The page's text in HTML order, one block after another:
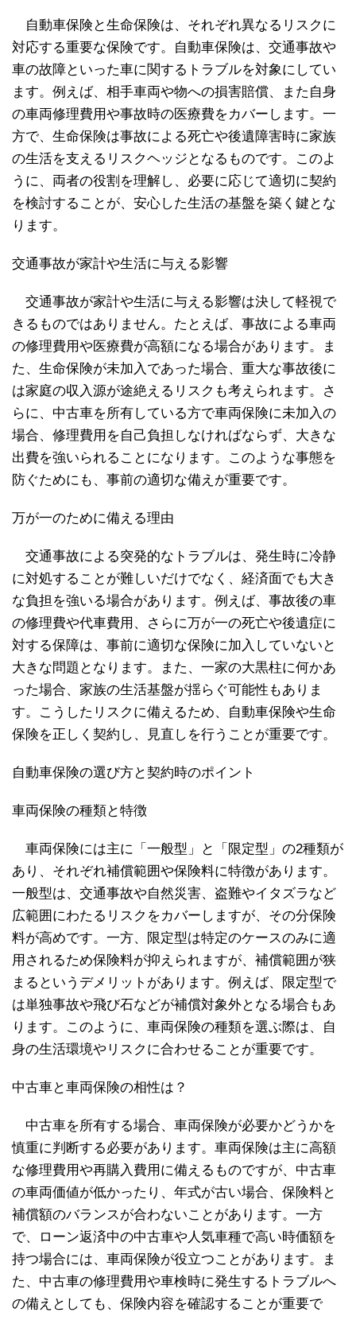
自動車保険と生命保険は、それぞれ異なるリスクに
対応する重要な保険です。自動車保険は、交通事故や
車の故障といった車に関するトラブルを対象にしてい
ます。例えば、相手車両や物への損害賠償、また自身
の車両修理費用や事故時の医療費をカバーします。一
方で、生命保険は事故による死亡や後遺障害時に家族
の生活を支えるリスクヘッジとなるものです。このよ
うに、両者の役割を理解し、必要に応じて適切に契約
を検討することが、安心した生活の基盤を築く鍵とな
ります。
交通事故が家計や生活に与える影響
交通事故が家計や生活に与える影響は決して軽視で
きるものではありません。たとえば、事故による車両
の修理費用や医療費が高額になる場合があります。ま
た、生命保険が未加入であった場合、重大な事故後に
は家庭の収入源が途絶えるリスクも考えられます。さ
らに、中古車を所有している方で車両保険に未加入の
場合、修理費用を自己負担しなければならず、大きな
出費を強いられることになります。このような事態を
防ぐためにも、事前の適切な備えが重要です。
万が一のために備える理由
交通事故による突発的なトラブルは、発生時に冷静
に対処することが難しいだけでなく、経済面でも大き
な負担を強いる場合があります。例えば、事故後の車
の修理費や代車費用、さらに万が一の死亡や後遺症に
対する保障は、事前に適切な保険に加入していないと
大きな問題となります。また、一家の大黒柱に何かあ
った場合、家族の生活基盤が揺らぐ可能性もありま
す。こうしたリスクに備えるため、自動車保険や生命
保険を正しく契約し、見直しを行うことが重要です。
自動車保険の選び方と契約時のポイント
車両保険の種類と特徴
車両保険には主に「一般型」と「限定型」の2種類が
あり、それぞれ補償範囲や保険料に特徴があります。
一般型は、交通事故や自然災害、盗難やイタズラなど
広範囲にわたるリスクをカバーしますが、その分保険
料が高めです。一方、限定型は特定のケースのみに適
用されるため保険料が抑えられますが、補償範囲が狭
まるというデメリットがあります。例えば、限定型で
は単独事故や飛び石などが補償対象外となる場合もあ
ります。このように、車両保険の種類を選ぶ際は、自
身の生活環境やリスクに合わせることが重要です。
中古車と車両保険の相性は？
中古車を所有する場合、車両保険が必要かどうかを
慎重に判断する必要があります。車両保険は主に高額
な修理費用や再購入費用に備えるものですが、中古車
の車両価値が低かったり、年式が古い場合、保険料と
補償額のバランスが合わないことがあります。一方
で、ローン返済中の中古車や人気車種で高い時価額を
持つ場合には、車両保険が役立つことがあります。ま
た、中古車の修理費用や車検時に発生するトラブルへ
の備えとしても、保険内容を確認することが重要で